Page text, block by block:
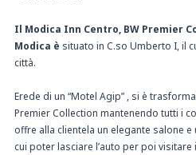
Il Modica Inn Centro, BW Premier
Modica è situato in C.so Umberto I, il
città.
Erede di un “Motel Agip” , si è
Premier Collection mantenendo tutti i
offre alla clientela un elegante salone
cui poter lasciare l’auto per poi